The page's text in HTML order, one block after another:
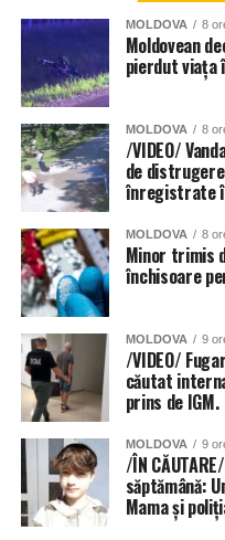
Și instituțiile de
grădinițe din sectoarele
Râșcani. Totuși
remediată în cel mai scurt
Inundat a fost și teatrul
presiunea apei de pe
Inundate au fost și
MOLDOVA 8
Moldovean
pierdut viața
MOLDOVA 8
/VIDEO/
de
înregistrate
MOLDOVA 8
Minor trimis
închisoare
MOLDOVA 9
/VIDEO/
căutat
prins de IGM.
MOLDOVA 9
/ÎN
săptămână:
Mama și